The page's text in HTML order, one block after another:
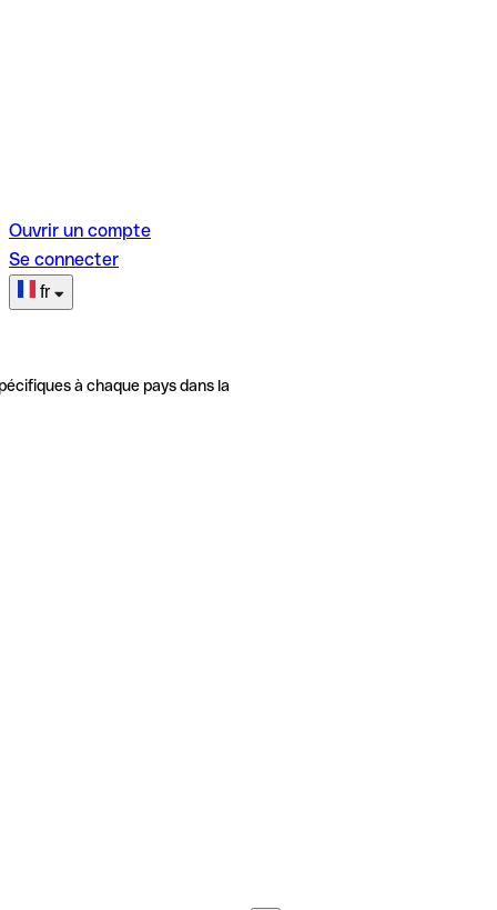
Ouvrir un compte
Se connecter
fr
à chaque pays dans la